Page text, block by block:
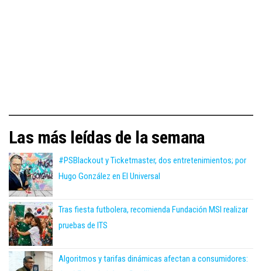
Las más leídas de la semana
#PSBlackout y Ticketmaster, dos entretenimientos; por
Hugo González en El Universal
Tras fiesta futbolera, recomienda Fundación MSI realizar
pruebas de ITS
Algoritmos y tarifas dinámicas afectan a consumidores: